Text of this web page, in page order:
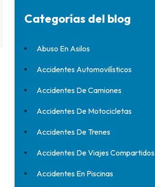
Categorías del blog
Abuso En Asilos
Accidentes Automovilísticos
Accidentes De Camiones
Accidentes De Motocicletas
Accidentes De Trenes
Accidentes De Viajes Compartidos
Accidentes En Piscinas